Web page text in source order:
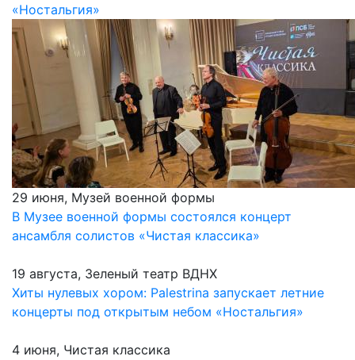
«Ностальгия»
29 июня, Музей военной формы
В Музее военной формы состоялся концерт
ансамбля солистов «Чистая классика»
19 августа, Зеленый театр ВДНХ
Хиты нулевых хором: Palestrina запускает летние
концерты под открытым небом «Ностальгия»
4 июня, Чистая классика